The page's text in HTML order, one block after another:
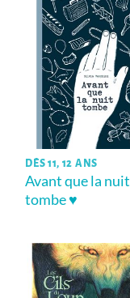
DÈS 11, 12 ANS
Avant que la nuit
tombe ♥